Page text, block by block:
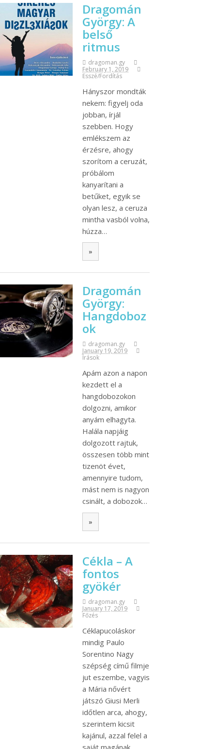
Dragomán
György: A
belső
ritmus
dragoman.gy
February 1, 2019
Esszé/Fordítás
Hányszor mondták
nekem: figyelj oda
jobban, írjál
szebben. Hogy
emlékszem az
érzésre, ahogy
szorítom a ceruzát,
próbálom
kanyarítani a
betűket, egyik se
olyan lesz, a ceruza
mintha vasból volna,
húzza…
»
Dragomán
György:
Hangdoboz
ok
dragoman.gy
January 19, 2019
Írások
Apám azon a napon
kezdett el a
hangdobozokon
dolgozni, amikor
anyám elhagyta.
Halála napjáig
dolgozott rajtuk,
összesen több mint
tizenöt évet,
amennyire tudom,
mást nem is nagyon
csinált, a dobozok…
»
Cékla – A
fontos
gyökér
dragoman.gy
January 17, 2019
Főzés
Céklapucoláskor
mindig Paulo
Sorentino Nagy
szépség című filmje
jut eszembe, vagyis
a Mária nővért
játszó Giusi Merli
időtlen arca, ahogy,
szerintem kicsit
kajánul, azzal felel a
saját magának